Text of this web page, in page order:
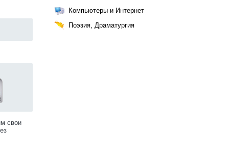
свои
Компьютеры и Интернет
Поэзия, Драматургия